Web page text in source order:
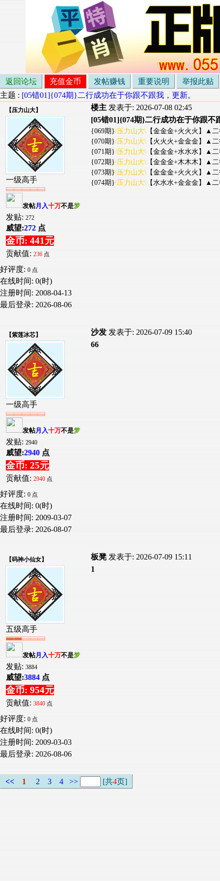
返回论坛 充值金币 发帖赚钱 重要说明
举报此贴
主题 : [05错01]{074期}二行成功在于你跟不跟我，更新。
【压力山大】
一级高手
发帖月入十万不是梦
发贴: 272
威望:272 点
金币: 441元
贡献值: 236 点
好评度: 0 点
在线时间: 0(时)
注册时间: 2008-04-13
最后登录: 2026-08-06
楼主 发表于: 2026-07-08 02:45
[05错01]{074期}二行成功在于你跟不
{069期}/压力山大\ 【金金金+火火火】▲
{070期}/压力山大\ 【火火火+金金金】▲
{071期}/压力山大\ 【金金金+水水水】▲
{072期}/压力山大\ 【金金金+木木木】▲
{073期}/压力山大\ 【金金金+火火火】▲
{074期}/压力山大\ 【水水水+金金金】▲
【紫莲冰芯】
一级高手
发帖月入十万不是梦
发贴: 2940
威望:2940 点
金币: 25元
贡献值: 2940 点
好评度: 0 点
在线时间: 0(时)
注册时间: 2009-03-07
最后登录: 2026-08-07
沙发 发表于: 2026-07-09 15:40
66
【码神小仙女】
五级高手
发帖月入十万不是梦
发贴: 3884
威望:3884 点
金币: 954元
贡献值: 3840 点
好评度: 0 点
在线时间: 0(时)
注册时间: 2009-03-03
最后登录: 2026-08-06
板凳 发表于: 2026-07-09 15:11
1
<< 1 2 3 4 >> [共4页]